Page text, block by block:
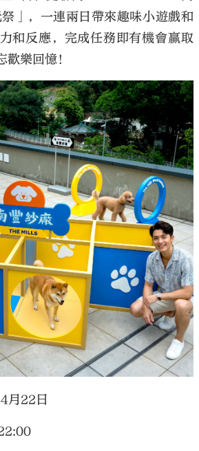
」，一連兩日帶來趣味小遊戲和
和反應，完成任務即有機會贏取
樂回憶！
月22日